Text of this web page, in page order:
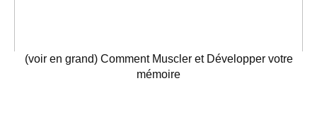
(voir en grand) Comment Muscler et Développer votre
mémoire